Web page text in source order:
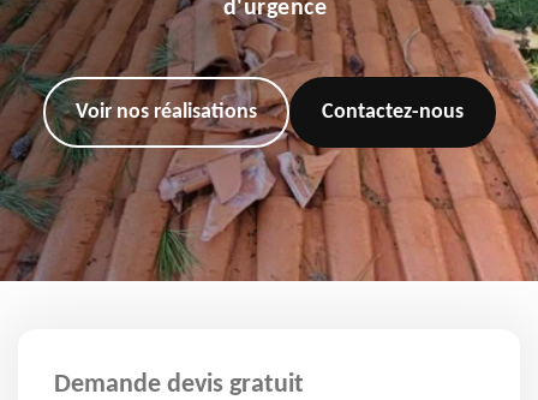
d'urgence
Voir nos réalisations Contactez-nous
Demande devis gratuit